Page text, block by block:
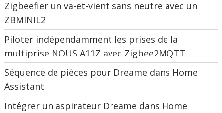
Zigbeefier un va-et-vient sans neutre avec un
ZBMINIL2
Piloter indépendamment les prises de la
multiprise NOUS A11Z avec Zigbee2MQTT
Séquence de pièces pour Dreame dans Home
Assistant
Intégrer un aspirateur Dreame dans Home